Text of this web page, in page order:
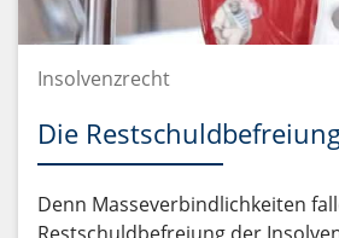
Insolvenzrecht
Die
Denn Masseverbindlichkeiten